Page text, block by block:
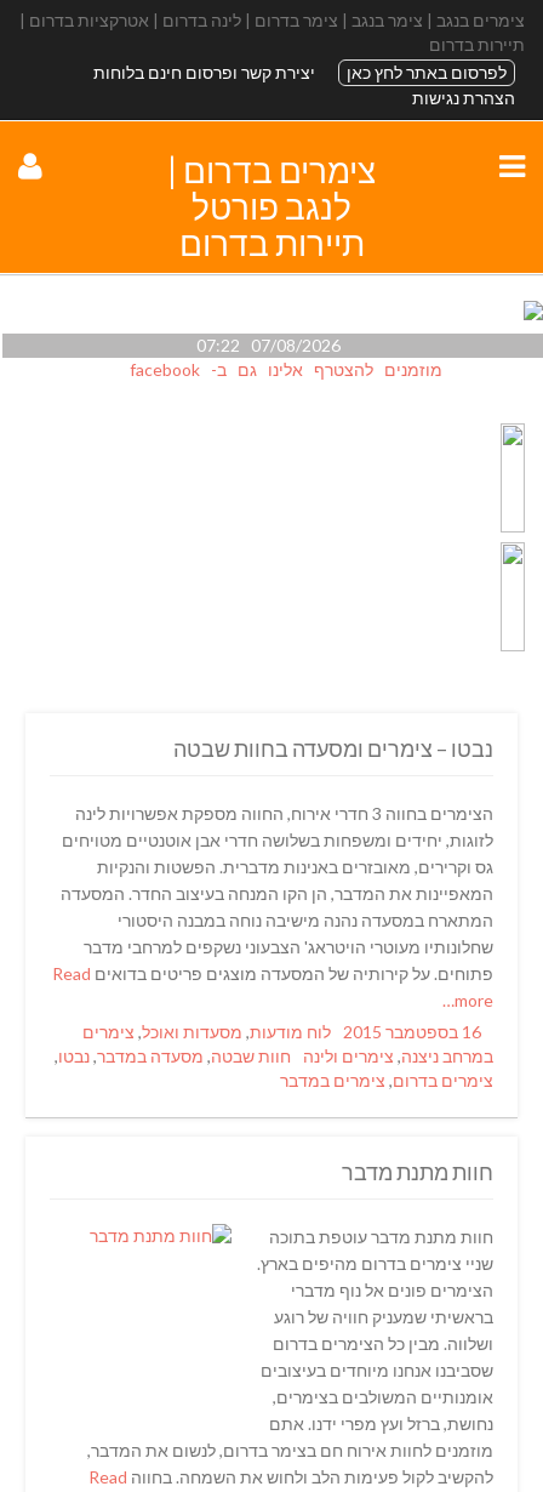
צימרים בנגב | צימר בנגב | צימר בדרום | לינה בדרום | אטרקציות בדרום |
תיירות בדרום
לפרסום באתר לחץ כאן
יצירת קשר ופרסום חינם בלוחות
הצהרת נגישות
צימרים בדרום |
לנגב פורטל
תיירות בדרום
07/08/2026 07:22
מוזמנים להצטרף אלינו גם ב- facebook
נבטו – צימרים ומסעדה בחוות שבטה
הצימרים בחווה 3 חדרי אירוח, החווה מספקת אפשרויות לינה
לזוגות, יחידים ומשפחות בשלושה חדרי אבן אוטנטיים מטויחים
גס וקרירים, מאובזרים באנינות מדברית. הפשטות והנקיות
המאפיינות את המדבר, הן הקו המנחה בעיצוב החדר. המסעדה
המתארח במסעדה נהנה מישיבה נוחה במבנה היסטורי
שחלונותיו מעוטרי הויטראג' הצבעוני נשקפים למרחבי מדבר
פתוחים. על קירותיה של המסעדה מוצגים פריטים בדואים Read
more…
Posted
on
16 בספטמבר 2015 Categories
לוח מודעות, מסעדות ואוכל, צימרים
במרחב ניצנה, צימרים ולינה Tags
חוות שבטה, מסעדה במדבר,נבטו,
צימרים בדרום, צימרים במדבר
חוות מתנת מדבר
חוות מתנת מדבר עוטפת בתוכה
שניי צימרים בדרום מהיפים בארץ.
הצימרים פונים אל נוף מדברי
בראשיתי שמעניק חוויה של רוגע
ושלווה. מבין כל הצימרים בדרום
שסביבנו אנחנו מיוחדים בעיצובים
אומנותיים המשולבים בצימרים,
נחושת, ברזל ועץ מפרי ידנו. אתם
מוזמנים לחוות אירוח חם בצימר בדרום, לנשום את המדבר,
להקשיב לקול פעימות הלב ולחוש את השמחה. בחווה Read